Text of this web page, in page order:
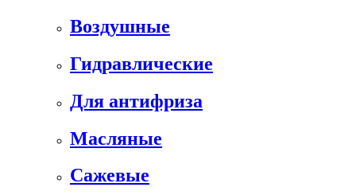
Воздушные
Гидравлические
Для антифриза
Масляные
Сажевые